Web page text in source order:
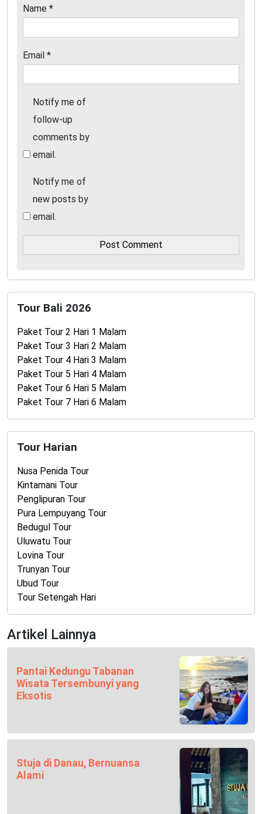
Name *
Email *
Notify me of
follow-up
comments by
email.
Notify me of
new posts by
email.
Tour Bali 2026
Paket Tour 2 Hari 1 Malam
Paket Tour 3 Hari 2 Malam
Paket Tour 4 Hari 3 Malam
Paket Tour 5 Hari 4 Malam
Paket Tour 6 Hari 5 Malam
Paket Tour 7 Hari 6 Malam
Tour Harian
Nusa Penida Tour
Kintamani Tour
Penglipuran Tour
Pura Lempuyang Tour
Bedugul Tour
Uluwatu Tour
Lovina Tour
Trunyan Tour
Ubud Tour
Tour Setengah Hari
Artikel Lainnya
Pantai Kedungu Tabanan
Wisata Tersembunyi yang
Eksotis
Stuja di Danau, Bernuansa
Alami